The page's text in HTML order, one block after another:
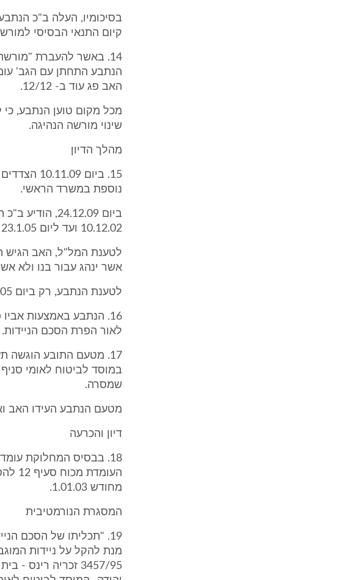
בסיכומיו, העלה ב"כ
קיום התנאי הבסיסי
14. באשר להעברת
האב פג עוד ב- 12/12.
מכל מקום טוען הנתבע,
שינוי מורשה הנהיגה.
מהלך הדיון
15. ביום
נוספת במשרד הראשי.
ביום
10.12.02 ועד ליום 23.1.05 לא היה מי שינהג ברכב הניידות.
אשר ינהג עבור בנו ולא
לטענת הנתבע, רק ביום 23.1.05, הוגש רישיון הנהיגה של אשת הנתבע.
16. הנתבע באמצעות
לאור הפרת הסכם הניידות.
17. מטעם התובע הוגשה
במוסד לביטוח לאומי
שמסרה.
מטעם הנתבע העידו האב
דיון והכרעה
18. בבסיס המחלוקת
מחודש 1.01.03.
המסגרת הנורמטיבית
19. "תכליתו של הסכם